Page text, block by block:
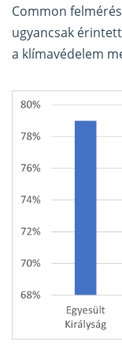
Common
ugyancsak
a klímavédelem